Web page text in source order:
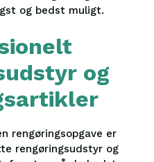
og bedst muligt.
og
rengøringsopgave er
rengøringsudstyr og